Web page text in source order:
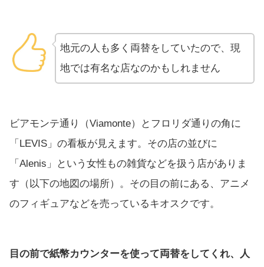
地元の人も多く両替をしていたので、現
地では有名な店なのかもしれません
ビアモンテ通り（Viamonte）とフロリダ通りの角に
「LEVIS」の看板が見えます。その店の並びに
「Alenis」という女性もの雑貨などを扱う店がありま
す（以下の地図の場所）。その目の前にある、アニメ
のフィギュアなどを売っているキオスクです。
目の前で紙幣カウンターを使って両替をしてくれ、人